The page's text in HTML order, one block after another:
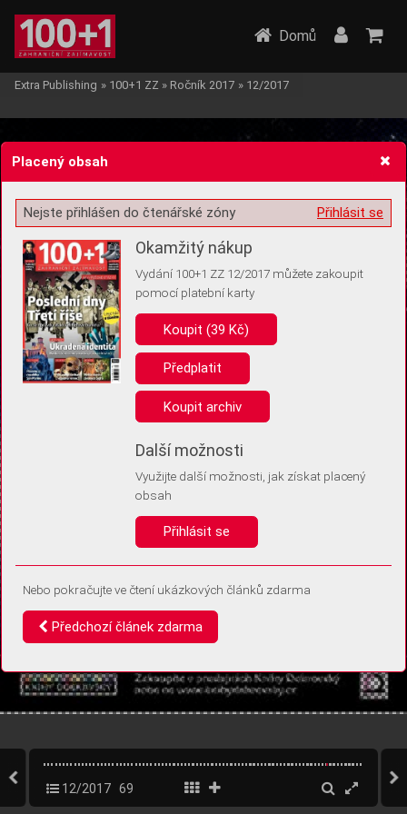
Žádost o souhlas s ukládáním volitelných informací
Pro základní fungování webu nepotřebujeme ukládat žádné informace
(tzv. cookies apod.). Rádi bychom vás ale požádali o souhlas s
uložením volitelných informací:
Anonymní unikátní ID
Díky němu příště poznáme, že se jedná o stejné zařízení, a
Identifikátor je zcela anonymní.
Vaše souhlasy a odmítnutí si ukládáme do vašeho zařízení, abychom se
vás už příště znovu neptali. Můžete je kdykoli později upravit ve Správě
Domů
Extra Publishing » 100+1 ZZ » Ročník 2017 » 12/2017
12/2017 69
Placený obsah
Přihlásit se
Nejste přihlášen do čtenářské zóny
Okamžitý nákup
Vydání 100+1 ZZ 12/2017 můžete zakoupit
pomocí platební karty
Koupit (39 Kč)
Předplatit
Koupit archiv
Další možnosti
Využijte další možnosti, jak získat placený
obsah
Přihlásit se
Nebo pokračujte ve čtení ukázkových článků zdarma
Předchozí článek zdarma